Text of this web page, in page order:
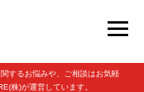
するお悩みや、ご相談はお気軽
株)が運営しています。